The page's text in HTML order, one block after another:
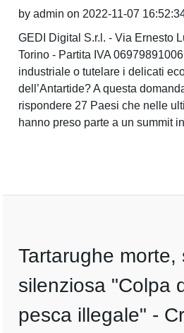
by admin on 2022-11-07
GEDI Digital S.r.l. - Via Ernesto
Torino - Partita IVA
industriale o tutelare i delicati
dell’Antartide? A questa
rispondere 27 Paesi che nelle
hanno preso parte a un summit
Tartarughe morte,
silenziosa "Colpa
pesca illegale" -